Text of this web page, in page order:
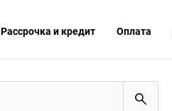
Рассрочка и кредит Оплата